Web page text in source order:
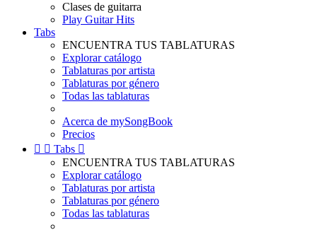
Clases de guitarra
Play Guitar Hits
Tabs
ENCUENTRA TUS TABLATURAS
Explorar catálogo
Tablaturas por artista
Tablaturas por género
Todas las tablaturas
Acerca de mySongBook
Precios
  Tabs 
ENCUENTRA TUS TABLATURAS
Explorar catálogo
Tablaturas por artista
Tablaturas por género
Todas las tablaturas